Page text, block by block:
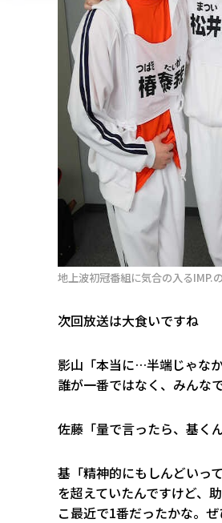
地上波初冠番組に気合の入るIMP.
――次回放送は大食いですね
影山「本当に…半端じゃな
誰が一番ではなく、みんな
佐藤「量で言ったら、基く
基「精神的にもしんどいっ
を超えていたんですけど、
こ最近で1番だったかな。